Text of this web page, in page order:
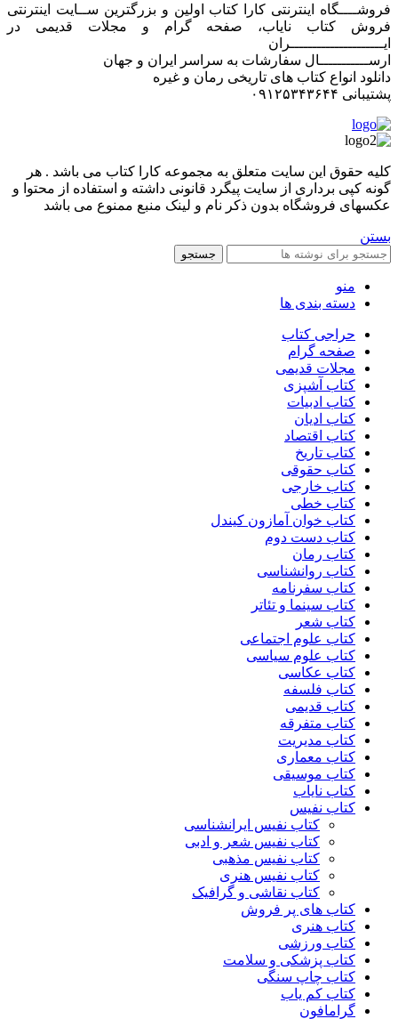
فروشــــگاه اینترنتی کارا کتاب اولین و بزرگترین ســایت اینترنتی
فروش کتاب نایاب، صفحه گرام و مجلات قدیمی در
ایـــــــــــــــــــــران
ارســـــــــــال سفارشات به سراسر ایران و جهان
دانلود انواع کتاب های تاریخی رمان و غیره
پشتیبانی ۰۹۱۲۵۳۴۳۶۴۴
کليه حقوق اين سايت متعلق به مجموعه کارا کتاب می باشد . هر
گونه کپی برداری از سایت پیگرد قانونی داشته و استفاده از محتوا و
عکسهای فروشگاه بدون ذکر نام و لینک منبع ممنوع می باشد
بستن
جستجو
منو
دسته بندی ها
حراجی کتاب
صفحه گرام
مجلات قدیمی
کتاب آشپزی
کتاب ادبیات
کتاب ادیان
کتاب اقتصاد
کتاب تاریخ
کتاب حقوقی
کتاب خارجی
کتاب خطی
کتاب خوان آمازون کیندل
کتاب دست دوم
کتاب رمان
کتاب روانشناسی
کتاب سفرنامه
کتاب سینما و تئاتر
کتاب شعر
کتاب علوم اجتماعی
کتاب علوم سیاسی
کتاب عکاسی
کتاب فلسفه
کتاب قدیمی
کتاب متفرقه
کتاب مدیریت
کتاب معماری
کتاب موسیقی
کتاب نایاب
کتاب نفیس
کتاب نفیس ایرانشناسی
کتاب نفیس شعر و ادبی
کتاب نفیس مذهبی
کتاب نفیس هنری
کتاب نقاشی و گرافیک
کتاب های پر فروش
کتاب هنری
کتاب ورزشی
کتاب پزشکی و سلامت
کتاب چاپ سنگی
کتاب کم یاب
گرامافون